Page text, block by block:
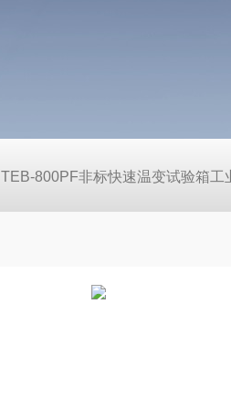
TEB-800PF非标快速温变试验箱工